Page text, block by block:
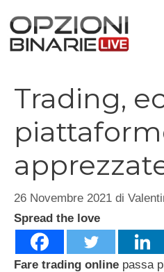
contenuto
Trading,
26 Novembre 2021 di
Spread the love
Fare trading online passa